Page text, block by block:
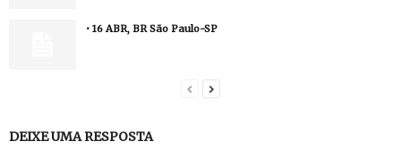
• 16 ABR, BR São Paulo-SP
DEIXE UMA RESPOSTA